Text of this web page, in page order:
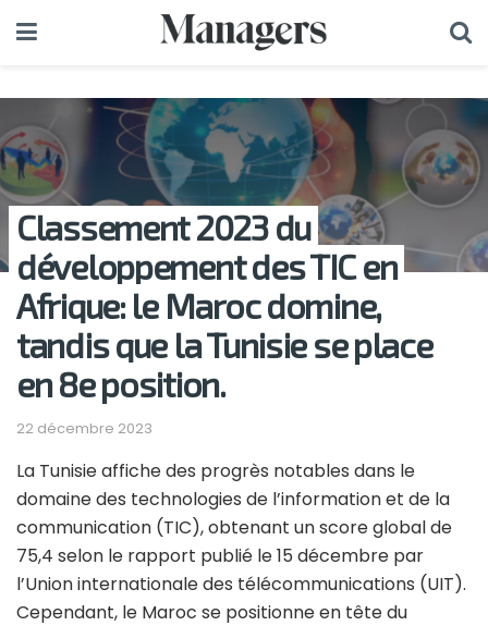
Classement 2023 du
développement des TIC en
Afrique: le Maroc domine,
tandis que la Tunisie se place
en 8e position.
22 décembre 2023
La Tunisie affiche des progrès notables dans le
domaine des technologies de l’information et de la
communication (TIC), obtenant un score global de
75,4 selon le rapport publié le 15 décembre par
l’Union internationale des télécommunications (UIT).
Cependant, le Maroc se positionne en tête du